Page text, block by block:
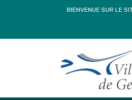
BIENVENUE SUR LE